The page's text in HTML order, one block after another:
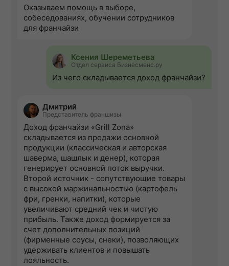
Оказываем помощь в выборе,
собеседованиях, обучении сотрудников
для франчайзи
Ксения Шереметьева
Отдел сервиса Бизнесменс.ру
Из чего складывается доход франчайзи?
Дмитрий
Представитель франшизы
Доход франчайзи «Grill Zonа»
складывается из продажи основной
продукции (классическая и авторская
шаверма, шашлык и денер), которая
генерирует основной поток выручки.
Второй источник - сопутствующие товары
с высокой маржинальностью (картофель
фри, гренки, напитки), которые
увеличивают средний чек и чистую
прибыль. Также доход формируется за
счет дополнительных позиций
(фирменные соусы, снеки), позволяющих
удерживать клиентов и повышать
лояльность.